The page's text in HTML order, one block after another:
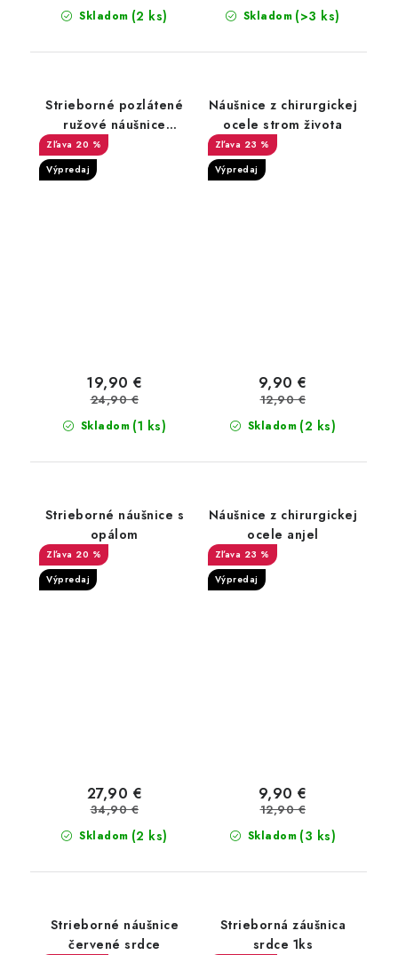
Skladom (2 ks) Skladom (>3 ks)
Strieborné pozlátené
ružové náušnice
okrúhle
20 %
Výpredaj
Skladom (1 ks)
19,90 €
24,90 €
Náušnice z chirurgickej
ocele strom života
23 %
Výpredaj
Skladom (2 ks)
9,90 €
12,90 €
Strieborné náušnice s
opálom
20 %
Výpredaj
Skladom (2 ks)
27,90 €
34,90 €
Náušnice z chirurgickej
ocele anjel
23 %
Výpredaj
Skladom (3 ks)
9,90 €
12,90 €
Strieborné náušnice
červené srdce
Strieborná záušnica
srdce 1ks